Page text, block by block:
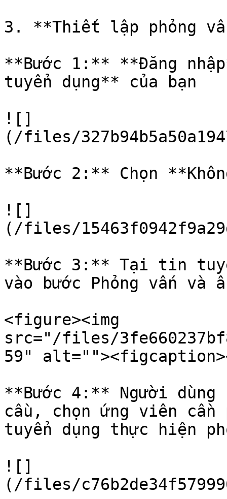
3. **Thiết lập phỏng
**Bước 1:** **Đăng
tuyển dụng** của bạn
![]
(/files/
**Bước 2:** Chọn
![]
(/files/
**Bước 3:** Tại tin
vào bước Phỏng vấn
<figure><img
src="/files/
59"
**Bước 4:** Người
cầu, chọn ứng viên cần
tuyển dụng thực hiện
![]
(/files/